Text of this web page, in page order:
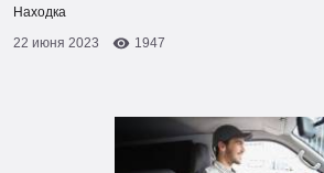
Находка
22 июня 2023
1947